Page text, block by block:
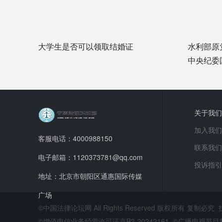
大学生是否可以领取结婚证
水利部
中央纪
客服电话：4000988150
电子邮箱：1120373781@qq.com
地址：北京市朝阳区通惠国际传媒
广场
关于我们
加入我们
联系我们
投诉指引
©中国法律论坛网 All Rights Reserved 版权所有 复制必究